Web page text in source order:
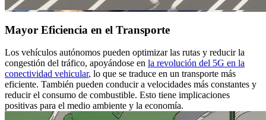
Mayor Eficiencia en el Transporte
Los vehículos autónomos pueden optimizar las rutas y reducir la
congestión del tráfico, apoyándose en la revolución del 5G en la
conectividad vehicular, lo que se traduce en un transporte más
eficiente. También pueden conducir a velocidades más constantes y
reducir el consumo de combustible. Esto tiene implicaciones
positivas para el medio ambiente y la economía.